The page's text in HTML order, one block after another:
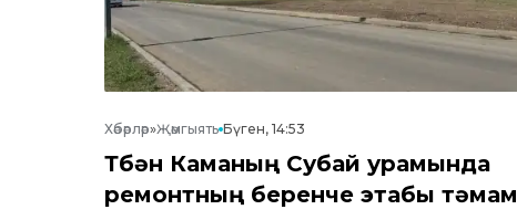
Хәбәрләр»Җәмгыять Бүген, 14:53
Түбән Каманың Субай урамында
ремонтның беренче этабы тәмам